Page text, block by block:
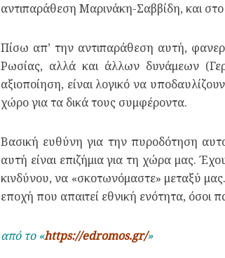
αντιπαράθεση Μαρινάκη-Σαββίδη, και στο
Πίσω απ’ την αντιπαράθεση αυτή,
Ρωσίας, αλλά και άλλων δυνάμεων
αξιοποίηση, είναι λογικό να
χώρο για τα δικά τους συμφέροντα.
Βασική ευθύνη για την πυροδότηση
αυτή είναι επιζήμια για τη χώρα μας.
κινδύνου, να «σκοτωνόμαστε» μεταξύ
εποχή που απαιτεί εθνική ενότητα, όσοι
από το «https://edromos.gr/»